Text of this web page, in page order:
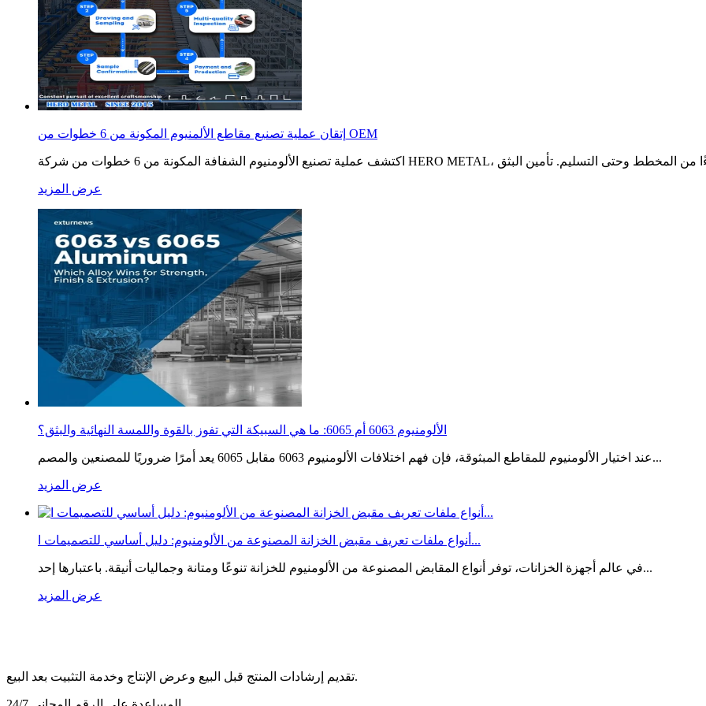
إتقان عملية تصنيع مقاطع الألمنيوم المكونة من 6 خطوات من OEM
عرض المزيد
الألومنيوم 6063 أم 6065: ما هي السبيكة التي تفوز بالقوة واللمسة النهائية والبثق؟
عند اختيار الألومنيوم للمقاطع المبثوقة، فإن فهم اختلافات الألومنيوم 6063 مقابل 6065 يعد أمرًا ضروريًا للمصنعين والمصم...
عرض المزيد
أنواع ملفات تعريف مقبض الخزانة المصنوعة من الألومنيوم: دليل أساسي للتصميمات ا...
في عالم أجهزة الخزانات، توفر أنواع المقابض المصنوعة من الألومنيوم للخزانة تنوعًا ومتانة وجماليات أنيقة. باعتبارها إحد...
عرض المزيد
تقديم إرشادات المنتج قبل البيع وعرض الإنتاج وخدمة التثبيت بعد البيع.